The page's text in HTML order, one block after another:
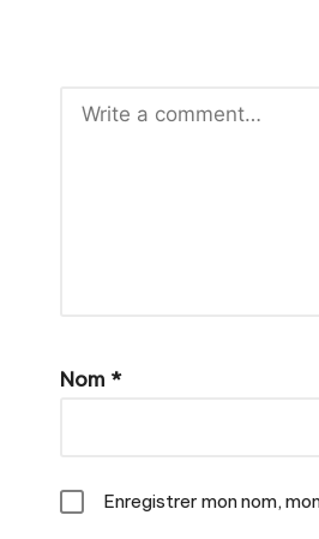
Nom *
Enregistrer mon nom,